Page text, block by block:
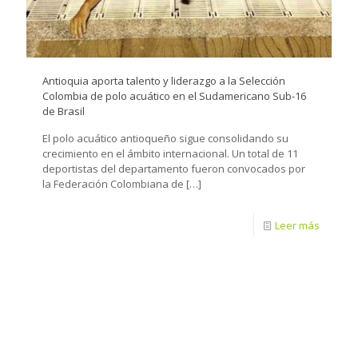
Antioquia aporta talento y liderazgo a la Selección
Colombia de polo acuático en el Sudamericano Sub-16
de Brasil
El polo acuático antioqueño sigue consolidando su
crecimiento en el ámbito internacional. Un total de 11
deportistas del departamento fueron convocados por
la Federación Colombiana de […]
Leer más